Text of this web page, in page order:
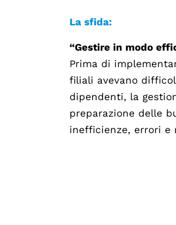
La sfida:
“Gestire in modo
Prima di
filiali avevano
dipendenti, la
preparazione delle
inefficienze, errori